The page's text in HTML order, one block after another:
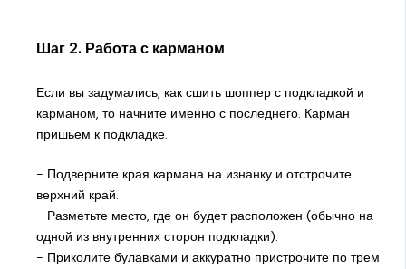
Шаг 2. Работа с карманом
Если вы задумались, как сшить шоппер с подкладкой и
карманом, то начните именно с последнего. Карман
пришьем к подкладке.
- Подверните края кармана на изнанку и отстрочите
верхний край.
- Разметьте место, где он будет расположен (обычно на
одной из внутренних сторон подкладки).
- Приколите булавками и аккуратно пристрочите по трем